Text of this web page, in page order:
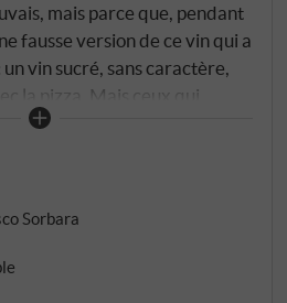
mais parce que, pendant
fausse version de ce vin qui a
vin sucré, sans caractère,
la pizza. Mais ceux qui
di Sorbara DOC compte
vif, doté d'une
les Bordeaux pour des
là ouvrent cette bouteille
fait différentes. 100 %
du vignoble Sozzigalli,
Sorbara